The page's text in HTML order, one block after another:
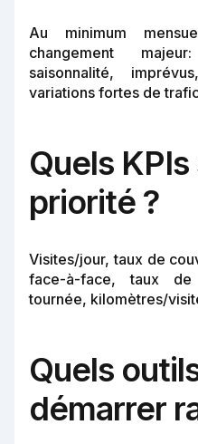
Au minimum
changement
saisonnalité,
variations fortes de
Quels
priorité ?
Visites/jour, taux de
face-à-face, taux
tournée, kilomètres/
Quels
démarrer